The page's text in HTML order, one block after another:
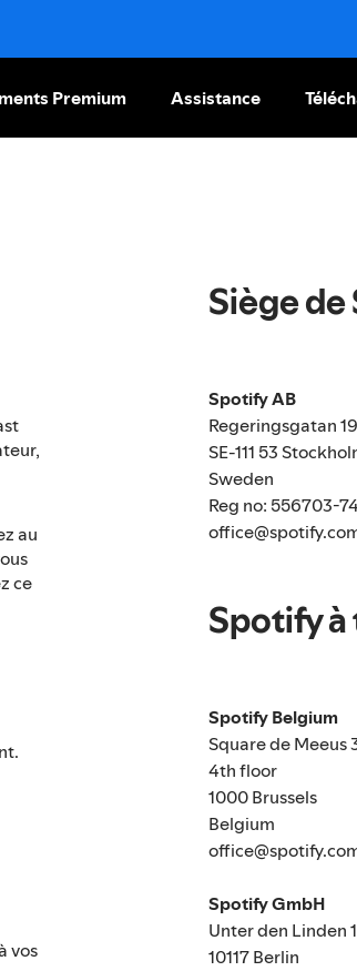
Premium Assistance
au
ce
vos
Siège
Spotify AB
Regeringsgatan 19
SE-111 53
Sweden
Reg no: 556703-
Spotify à
Spotify Belgium
Square de Meeus
4th floor
1000 Brussels
Belgium
Spotify GmbH
Unter den Linden
10117 Berlin